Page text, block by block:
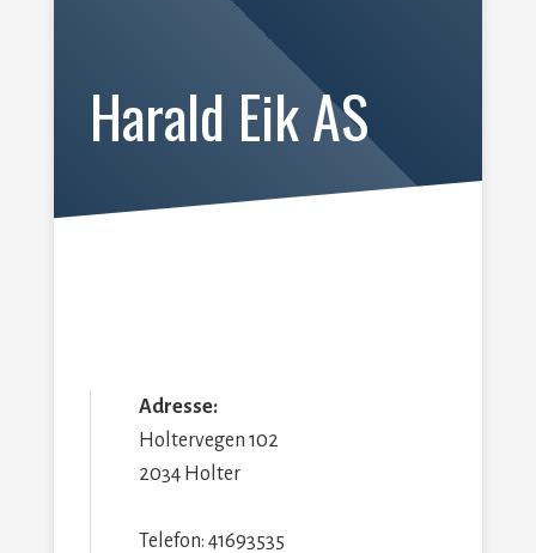
Harald Eik AS
Adresse:
Holtervegen 102
2034 Holter
Telefon: 41693535